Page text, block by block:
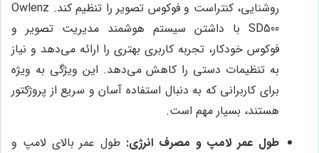
روشنایی، کنتراست و فوکوس تصویر را تنظیم کند. Owlenz
SD500 با داشتن سیستم هوشمند مدیریت تصویر و
فوکوس خودکار، تجربه کاربری بهتری را ارائه می‌دهد و نیاز
به تنظیمات دستی را کاهش می‌دهد. این ویژگی به ویژه
برای کاربرانی که به دنبال استفاده آسان و سریع از پروژکتور
هستند، بسیار مهم است.
طول عمر لامپ و مصرف انرژی: طول عمر بالای لامپ و